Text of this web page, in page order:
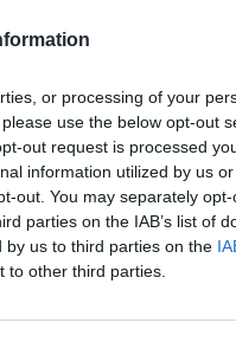
or processing of your
use the below opt-out
out request is processed
information utilized by us
out. You may separately
parties on the IAB’s list of
by us to third parties on the
to other third parties.